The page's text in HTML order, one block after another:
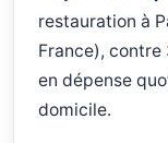
restauration à
France), contre
en dépense
domicile.